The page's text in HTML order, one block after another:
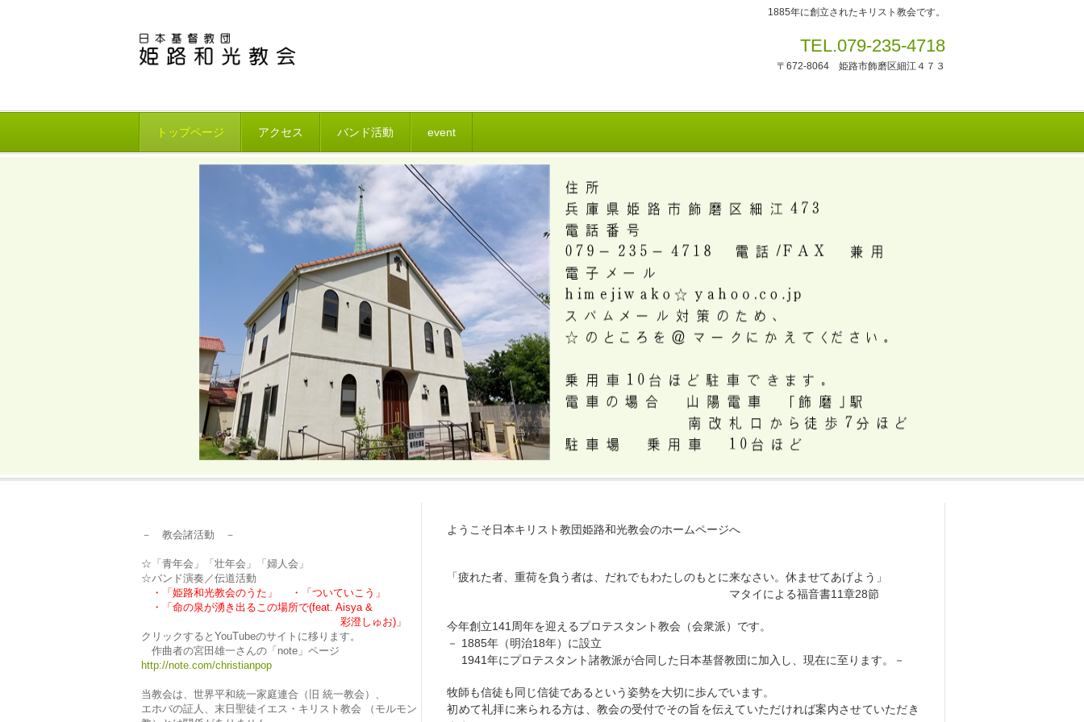
1885年に創立されたキリスト教会です。
TEL.079-235-4718
〒672-8064 姫路市飾磨区細江４７３
トップページ アクセス バンド活動 event
ようこそ日本キリスト教団姫路和光教会のホームページへ
「疲れた者、重荷を負う者は、だれでもわたしのもとに来なさい。休ませてあげよう」
マタイによる福音書11章28節
今年創立141周年を迎えるプロテスタント教会（会衆派）です。
－ 1885年（明治18年）に設立
1941年にプロテスタント諸教派が合同した日本基督教団に加入し、現在に至ります。－
牧師も信徒も同じ信徒であるという姿勢を大切に歩んでいます。
初めて礼拝に来られる方は、教会の受付でその旨を伝えていただければ案内させていただき
－ 教会諸活動 －
☆「青年会」「壮年会」「婦人会」
☆バンド演奏／伝道活動
・「姫路和光教会のうた」
・
「ついていこう」
・「命の泉が湧き出るこの場所で(feat. Aisya &
彩澄しゅお)」
クリックするとYouTubeのサイトに移ります。
作曲者の宮田雄一さんの「note」ページ
http://note.com/christianpop
当教会は、世界平和統一家庭連合（旧 統一教会）、
エホバの証人、末日聖徒イエス・キリスト教会 （モルモン